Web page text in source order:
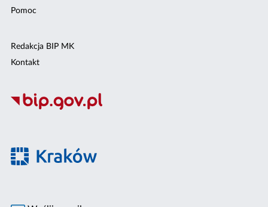
Pomoc
Redakcja BIP MK
Kontakt